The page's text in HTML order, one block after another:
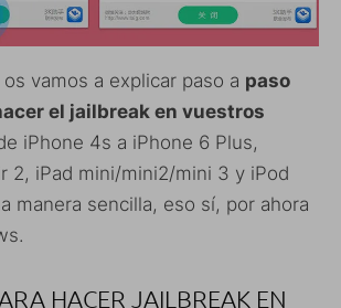
vamos a explicar paso a paso
el jailbreak en vuestros
iPhone 4s a iPhone 6 Plus,
2, iPad mini/mini2/mini 3 y iPod
manera sencilla, eso sí, por ahora
HACER JAILBREAK EN